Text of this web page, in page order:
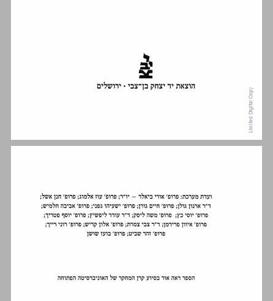
אופייה של הפעילות הכלכלית על פי המקרא ... 5